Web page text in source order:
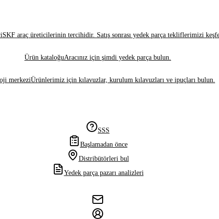
SKF araç üreticilerinin tercihidir. Satış sonrası yedek parça tekliflerimizi
Ürün kataloğuAracınız için şimdi yedek parça bulun.
merkeziÜrünlerimiz için kılavuzlar, kurulum kılavuzları ve ipuçları bulun.
SSS
Başlamadan önce
Distribütörleri bul
Yedek parça pazarı analizleri